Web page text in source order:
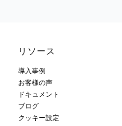
リソース
導入事例
お客様の声
ドキュメント
ブログ
クッキー設定